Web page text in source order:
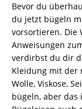
Bevor du
du jetzt bügeln
vorsortieren. Die
Anweisungen
verdirbst du dir
Kleidung mit der
Wolle, Viskose,
bügeln, aber